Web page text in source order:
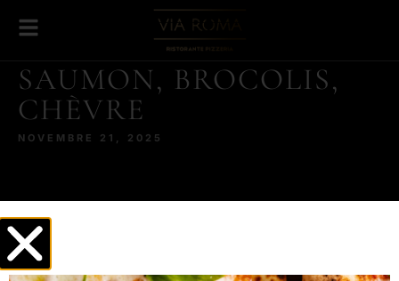
SAUMON, BROCOLIS,
CHÈVRE
NOVEMBRE 21, 2025